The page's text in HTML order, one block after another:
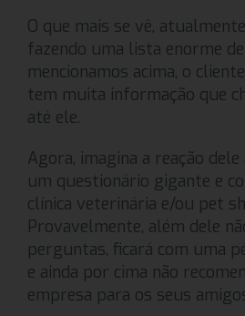
O que mais se vê,
fazendo uma lista enorme
mencionamos acima, o
tem muita informação que
até ele.
Agora, imagina a reação
um questionário gigante e
clínica veterinária e/ou pet
Provavelmente, além dele
perguntas, ficará com uma
e ainda por cima não
empresa para os seus